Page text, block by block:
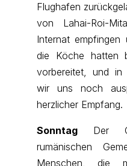
Flughafen
von Lahai-Roi-
Internat empfingen
die Köche hatten
vorbereitet, und in
wir uns noch
herzlicher Empfang.
SonntagDer
rumänischen
Menschen, die